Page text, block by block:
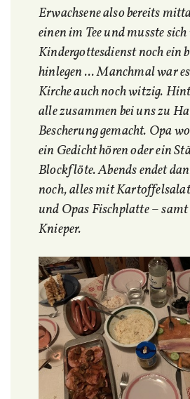
Erwachsene also bereits
einen im Tee und musste
Kindergottesdienst noch ein
hinlegen ... Manchmal war
Kirche auch noch witzig.
alle zusammen bei uns zu
Bescherung gemacht. Opa
ein Gedicht hören oder ein
Blockflöte. Abends endet
noch, alles mit
und Opas Fischplatte–
Knieper.